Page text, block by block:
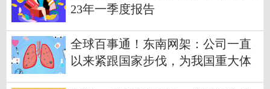
23年一季度报告
全球百事通！东南网架：公司一直
以来紧跟国家步伐，为我国重大体